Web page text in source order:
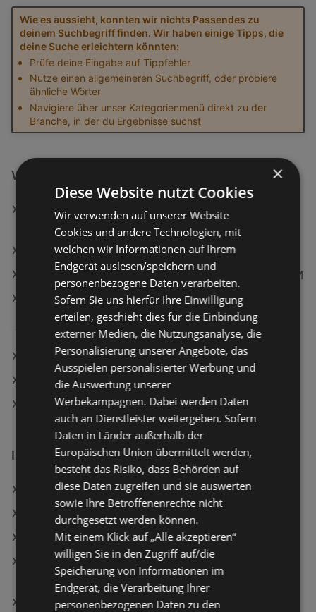
Wie es aussieht, konnten wir nichts Passendes zu
deinem Suchbegriff finden. Wir haben einige Tipps, die
deine Suche erleichtern könnten:
Prüfe deine Eingabe auf Tippfehler
Nutze einen allgemeineren Suchbegriff, oder probiere
ähnliche Wörter
Navigiere über unser Kategorienmenü direkt zu der
Branche, in der du Ergebnisse suchst
Weiterführende Links
MAYBELLINE NEW YORK Foundation Lifter Plump &
Glow 129
NIVEA Nachtcreme Vital Anti-Falten Intensiv
Samsung Galaxy S25 FE, 128 GB, Jetblack, Dual SIM
Philips BRI945/00 Lumea Prestige IPL-
Haarentfernungsgerät (Weiß, mit 2 Aufätze,
Netzbetrieb)
Duschtuch 67/140 cm Pure
ADEG Filialen in Gaißau
SodaStream Filialen in Gaißau
Interessantes auf wogibtswas.at
Marionnaud Filialen in Wien (20. Bezirk)
Lg Lh-Rh760Tf Angebote
hagebaumarkt Filialen in Unterzögersdorf
Xiaomi Redmi Note 15, LTE, 256 GB, Glacier Blue,
Dual SIM
Metallapplikationen Angebote
×
Diese Website nutzt Cookies
Wir verwenden auf unserer Website
Cookies und andere Technologien, mit
welchen wir Informationen auf Ihrem
Endgerät auslesen/speichern und
personenbezogene Daten verarbeiten.
Sofern Sie uns hierfür Ihre Einwilligung
erteilen, geschieht dies für die Einbindung
externer Medien, die Nutzungsanalyse, die
Personalisierung unserer Angebote, das
Ausspielen personalisierter Werbung und
die Auswertung unserer
Werbekampagnen. Dabei werden Daten
auch an Dienstleister weitergeben. Sofern
Daten in Länder außerhalb der
Europäischen Union übermittelt werden,
besteht das Risiko, dass Behörden auf
diese Daten zugreifen und sie auswerten
sowie Ihre Betroffenenrechte nicht
durchgesetzt werden können.
Mit einem Klick auf „Alle akzeptieren“
willigen Sie in den Zugriff auf/die
Speicherung von Informationen im
Endgerät, die Verarbeitung Ihrer
personenbezogenen Daten zu den